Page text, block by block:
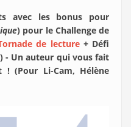
avec les bonus pour
) pour le Challenge de
de lecture+ Défi
- Un auteur qui vous fait
! (Pour Li-Cam, Hélène